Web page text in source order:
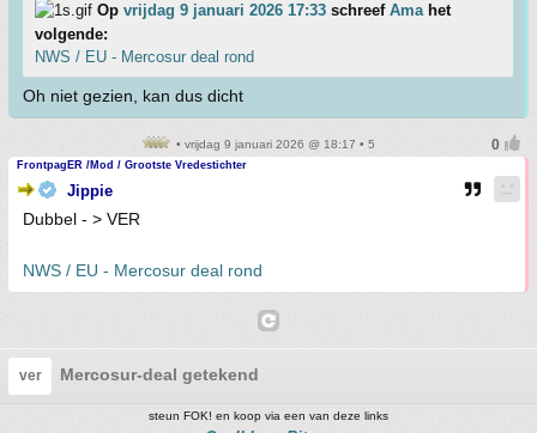
Op vrijdag 9 januari 2026 17:33 schreef Amahet
volgende:
NWS / EU - Mercosur deal rond
Oh niet gezien, kan dus dicht
• vrijdag 9 januari 2026 @ 18:17 • 5
FrontpagER /Mod / Grootste Vredestichter
Jippie
Dubbel - > VER
NWS / EU - Mercosur deal rond
ver Mercosur-deal getekend
steun FOK! en koop via een van deze links